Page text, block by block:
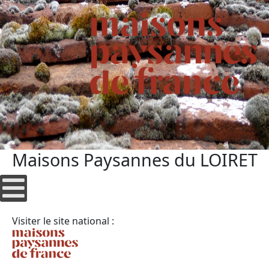
Maisons Paysannes du LOIRET
Visiter le site national :